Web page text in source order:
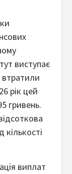
виступає
втратили
рік цей
гривень.
кількості
виплат